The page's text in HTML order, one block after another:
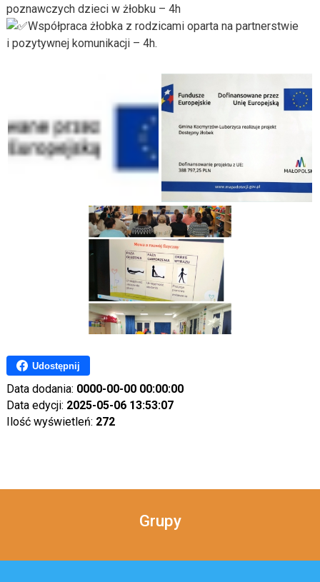
poznawczych dzieci w żłobku – 4h
Współpraca żłobka z rodzicami oparta na partnerstwie
i pozytywnej komunikacji – 4h.
Udostępnij
Data dodania: 0000-00-00 00:00:00
Data edycji: 2025-05-06 13:53:07
Ilość wyświetleń: 272
Grupy